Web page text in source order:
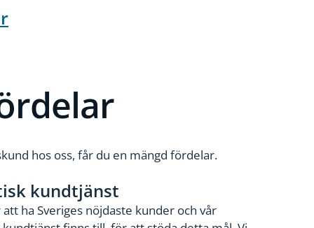
hos oss, får du en mängd fördelar.
kundtjänst
ha Sveriges nöjdaste kunder och vår